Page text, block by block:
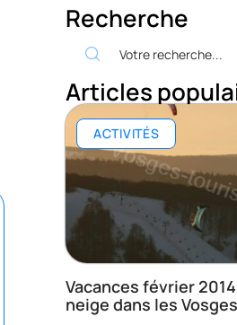
Recherche
Articles
ACTIVITÉS
Vacances février
neige dans les